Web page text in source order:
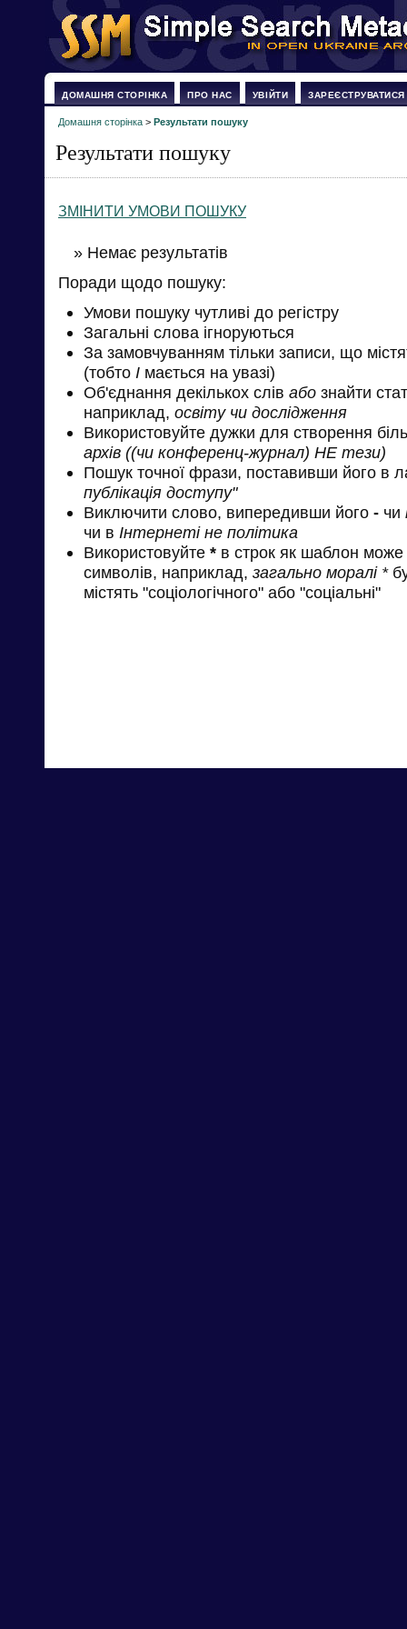
ДОМАШНЯ СТОРІНКА ПРО НАС УВІЙТИ ЗАРЕЄСТРУВАТИСЯ
Домашня сторінка > Результати пошуку
Результати пошуку
ЗМІНИТИ УМОВИ ПОШУКУ
» Немає результатів
Поради щодо пошуку:
Умови пошуку чутливі до регістру
Загальні слова ігноруються
За замовчуванням тільки записи, що
(тобто І мається на увазі)
Об'єднання декількох слів або знайти
наприклад, освіту чи дослідження
Використовуйте дужки для створення
архів ((чи конференц-журнал) НЕ тези)
Пошук точної фрази, поставивши його в
публікація доступу"
Виключити слово, випередивши його - чи
чи в Інтернеті не політика
Використовуйте * в строк як шаблон може
символів, наприклад, загально моралі *
містять "соціологічного" або "соціальні"